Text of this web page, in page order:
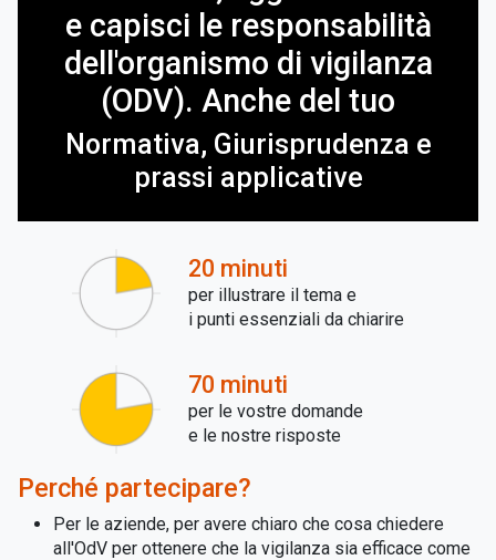
e capisci le responsabilità
dell'organismo di vigilanza
(ODV). Anche del tuo
Normativa, Giurisprudenza e
prassi applicative
20 minuti
per illustrare il tema e
i punti essenziali da chiarire
70 minuti
per le vostre domande
e le nostre risposte
Perché partecipare?
Per le aziende, per avere chiaro che cosa chiedere
all'OdV per ottenere che la vigilanza sia efficace come